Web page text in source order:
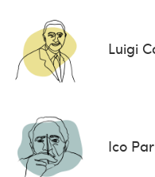
Luigi
Ico